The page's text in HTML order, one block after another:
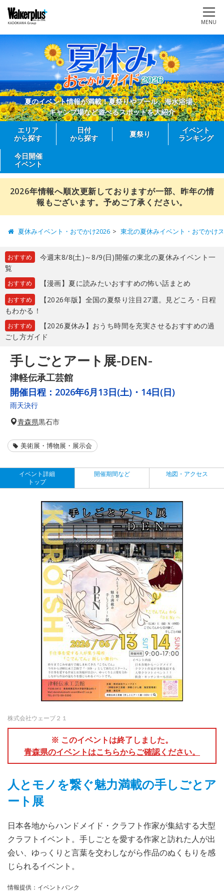
MENU
夏のイベント情報が満載！夏祭りやプール、海水浴場、
キャンプ場など遊べるスポットを大紹介
エリア
から探す
日付
から探す
夏祭り
イベント
ランキング
今日開催
イベント
2026年情報へ順次更新しておりますが一部、昨年の情
報もございます。予めご了承ください。
夏休みイベント・おでかけ2026 東北の夏休みイベント・おでかけ
おすすめ
今週末8/8(土)～8/9(日)開催の東北の夏休みイベント一
覧
おすすめ 【漫画】夏に読みたいおすすめの怖い話まとめ
おすすめ
【2026年版】全国の夏祭り注目27選。見どころ・日程
もわかる！
おすすめ
【2026夏休み】おうち時間を充実させるおすすめの過
ごし方ガイド
手しごとアート展-DEN-
津軽伝承工芸館
開催日程： 2026年6月13日(土)・14日(日)
雨天決行
青森県黒石市
美術展・博物展・展示会
イベント詳細
トップ
開催期間など 地図・アクセス
株式会社ウェーブ２１
※ このイベントは終了しました。
青森県のイベントはこちらからご確認ください。
人とモノを繋ぐ魅力満載の手しごとア
ート展
日本各地からハンドメイド・クラフト作家が集結する大型
クラフトイベント。手しごとを愛する作家と訪れた人が出
会い、ゆっくりと言葉を交わしながら作品のぬくもりを感
じられるイベント。
情報提供：イベントバンク